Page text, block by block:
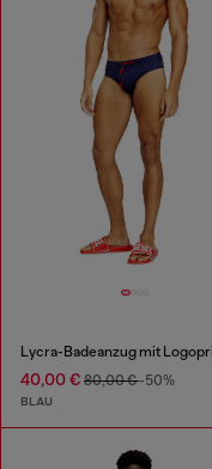
40,00 € 80,00 €-50%
BLAU